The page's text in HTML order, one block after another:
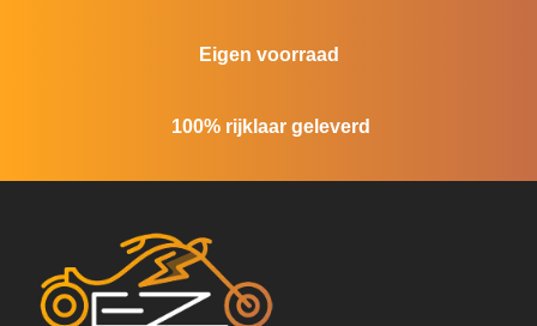
Eigen voorraad
100% rijklaar geleverd